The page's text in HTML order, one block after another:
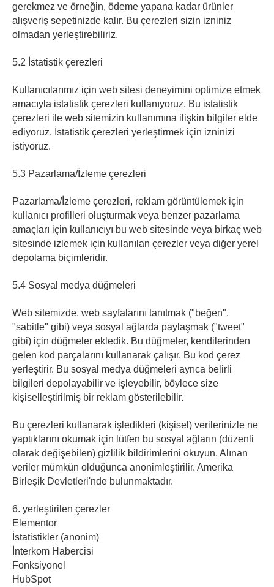
gerekmez ve örneğin, ödeme yapana kadar ürünler
alışveriş sepetinizde kalır. Bu çerezleri sizin izniniz
olmadan yerleştirebiliriz.
5.2 İstatistik çerezleri
Kullanıcılarımız için web sitesi deneyimini optimize etmek
amacıyla istatistik çerezleri kullanıyoruz. Bu istatistik
çerezleri ile web sitemizin kullanımına ilişkin bilgiler elde
ediyoruz. İstatistik çerezleri yerleştirmek için izninizi
istiyoruz.
5.3 Pazarlama/İzleme çerezleri
Pazarlama/İzleme çerezleri, reklam görüntülemek için
kullanıcı profilleri oluşturmak veya benzer pazarlama
amaçları için kullanıcıyı bu web sitesinde veya birkaç web
sitesinde izlemek için kullanılan çerezler veya diğer yerel
depolama biçimleridir.
5.4 Sosyal medya düğmeleri
Web sitemizde, web sayfalarını tanıtmak ("beğen",
"sabitle" gibi) veya sosyal ağlarda paylaşmak ("tweet"
gibi) için düğmeler ekledik. Bu düğmeler, kendilerinden
gelen kod parçalarını kullanarak çalışır. Bu kod çerez
yerleştirir. Bu sosyal medya düğmeleri ayrıca belirli
bilgileri depolayabilir ve işleyebilir, böylece size
kişiselleştirilmiş bir reklam gösterilebilir.
Bu çerezleri kullanarak işledikleri (kişisel) verilerinizle ne
yaptıklarını okumak için lütfen bu sosyal ağların (düzenli
olarak değişebilen) gizlilik bildirimlerini okuyun. Alınan
veriler mümkün olduğunca anonimleştirilir. Amerika
Birleşik Devletleri'nde bulunmaktadır.
6. yerleştirilen çerezler
Elementor
İstatistikler (anonim)
İnterkom Habercisi
Fonksiyonel
HubSpot